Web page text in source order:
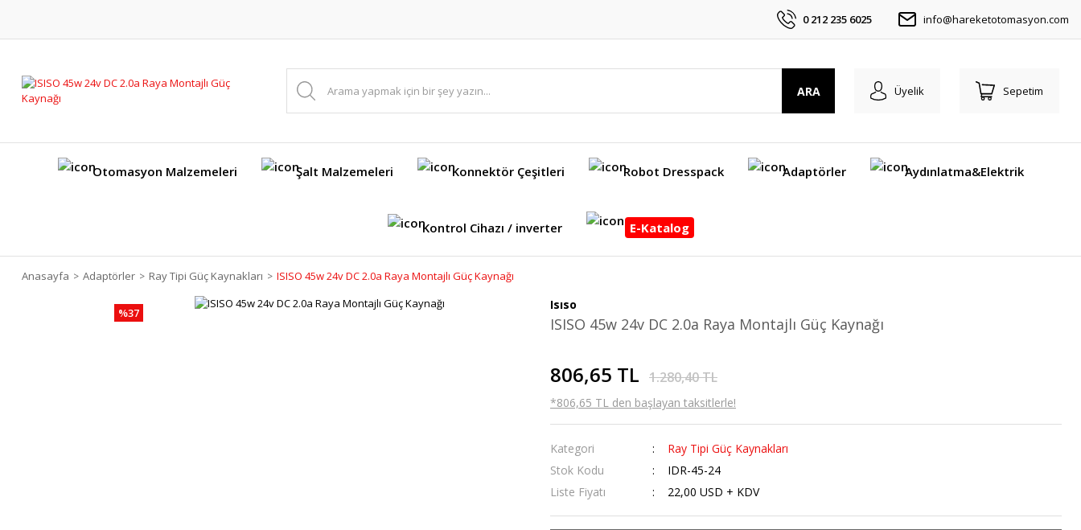
0 212 235 6025 info@hareketotomasyon.com
ARA Üyelik Sepetim
Otomasyon Malzemeleri Şalt Malzemeleri Konnektör Çeşitleri Robot Dresspack Adaptörler Aydınlatma&Elektrik
Kontrol Cihazı / inverter E-Katalog
Anasayfa Adaptörler Ray Tipi Güç Kaynakları ISISO 45w 24v DC 2.0a Raya Montajlı Güç Kaynağı
%37
Isıso
ISISO 45w 24v DC 2.0a Raya Montajlı Güç Kaynağı
806,65 TL 1.280,40 TL
*806,65 TL den başlayan taksitlerle!
Kategori
Ray Tipi Güç Kaynakları
Stok Kodu
IDR-45-24
Liste Fiyatı
22,00 USD + KDV